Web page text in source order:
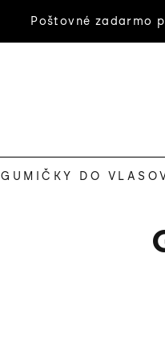
Poštovné zadarmo
GUMIČKY DO